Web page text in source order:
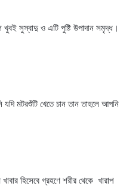
সুস্বাদু ও এটি পুষ্টি উপাদান সমৃদ্ধ।
মটরশুঁটি খেতে চান তান তাহলে আপনি
হিসেবে গ্রহণে শরীর থেকে খারাপ